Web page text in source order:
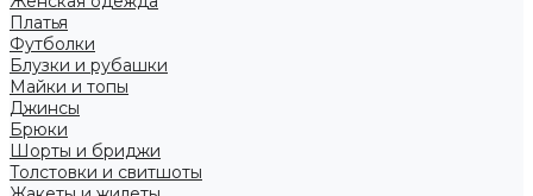
Платья
Футболки
Блузки и рубашки
Майки и топы
Джинсы
Брюки
Шорты и бриджи
Толстовки и свитшоты